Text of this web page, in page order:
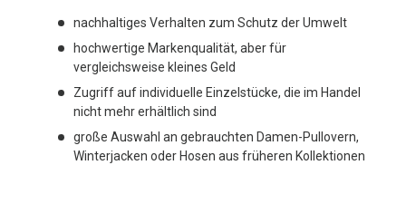
nachhaltiges Verhalten zum Schutz der Umwelt
hochwertige Markenqualität, aber für
vergleichsweise kleines Geld
Zugriff auf individuelle Einzelstücke, die im Handel
nicht mehr erhältlich sind
große Auswahl an gebrauchten Damen-Pullovern,
Winterjacken oder Hosen aus früheren Kollektionen